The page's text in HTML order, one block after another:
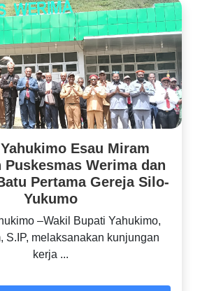
Esau Miram
Puskesmas Werima dan
Pertama Gereja Silo-
Yukumo
–Wakil Bupati Yahukimo,
S.IP, melaksanakan kunjungan
kerja ...